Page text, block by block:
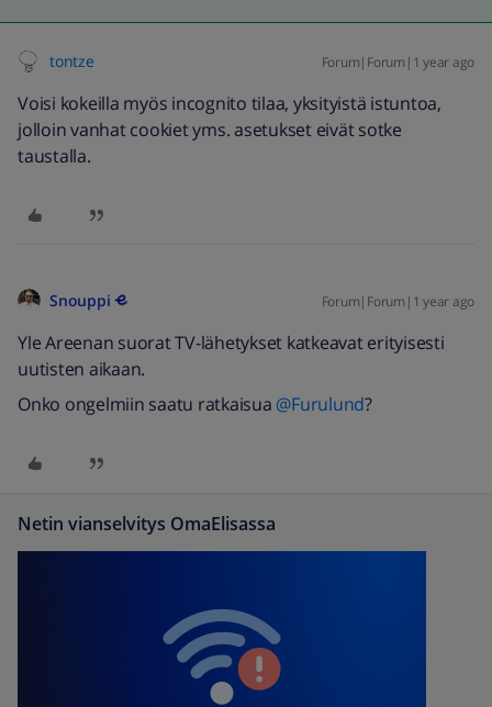
tontze Forum|Forum|1 year ago
Voisi kokeilla myös incognito tilaa, yksityistä istuntoa,
jolloin vanhat cookiet yms. asetukset eivät sotke
taustalla.
Snouppi Forum|Forum|1 year ago
Yle Areenan suorat TV-lähetykset katkeavat erityisesti
uutisten aikaan.
Onko ongelmiin saatu ratkaisua ​ @Furulund?
Netin vianselvitys OmaElisassa